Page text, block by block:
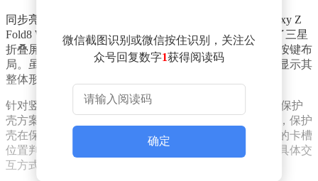
同步亮相的还有Galaxy Z Fold8标准版（此前传闻称Galaxy Z
Fold8 Wide）的保护壳。从设计细节来看，该机型保持了三星
折叠屏家族的标志性元素，包括铰链区域的防护结构和按键布
局。虽然具体尺寸参数尚未公布，但保护壳的开孔位置显示其
整体形态与前代产品保持高度相似。
针对竖向折叠市场，Thinborne还展示了Galaxy Z Flip8的保护
壳方案。这款小折叠设备的配件设计凸显了其便携特性，保护
壳在保持轻薄的同时，强化了转轴部分的防护。从预留的卡槽
位置判断，新机型可能延续了前代的外屏设计语言，但具体交
互方式仍有待官方确认。
微信截图识别或微信按住识别，关注公
众号回复数字1获得阅读码
确定